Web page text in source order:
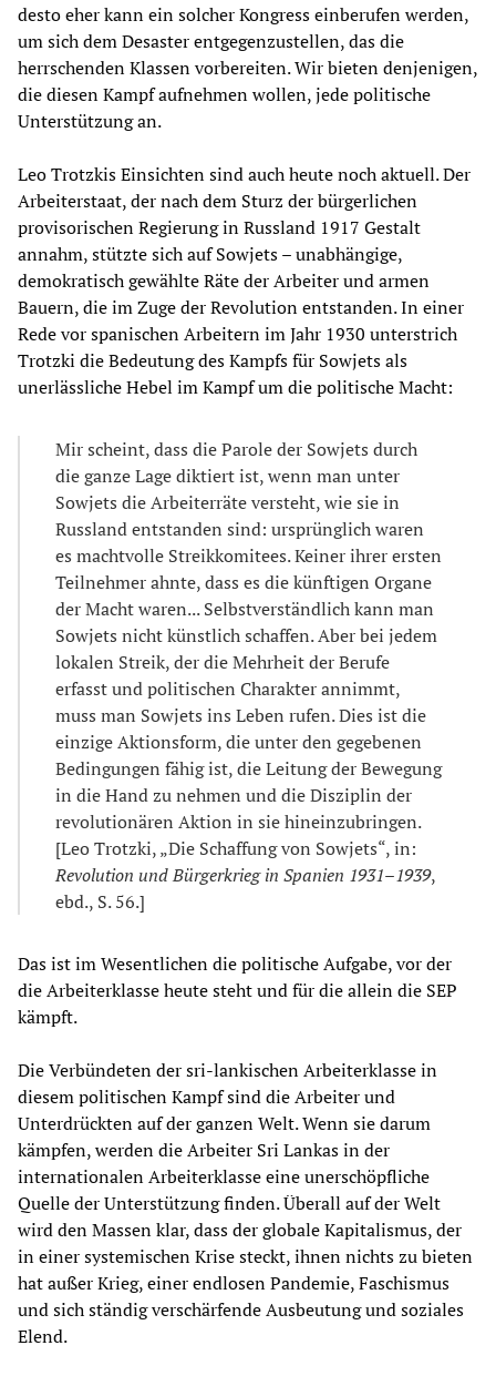
desto eher kann ein solcher Kongress einberufen werden,
um sich dem Desaster entgegenzustellen, das die
herrschenden Klassen vorbereiten. Wir bieten denjenigen,
die diesen Kampf aufnehmen wollen, jede politische
Unterstützung an.
Leo Trotzkis Einsichten sind auch heute noch aktuell. Der
Arbeiterstaat, der nach dem Sturz der bürgerlichen
provisorischen Regierung in Russland 1917 Gestalt
annahm, stützte sich auf Sowjets – unabhängige,
demokratisch gewählte Räte der Arbeiter und armen
Bauern, die im Zuge der Revolution entstanden. In einer
Rede vor spanischen Arbeitern im Jahr 1930 unterstrich
Trotzki die Bedeutung des Kampfs für Sowjets als
unerlässliche Hebel im Kampf um die politische Macht:
Mir scheint, dass die Parole der Sowjets durch
die ganze Lage diktiert ist, wenn man unter
Sowjets die Arbeiterräte versteht, wie sie in
Russland entstanden sind: ursprünglich waren
es machtvolle Streikkomitees. Keiner ihrer ersten
Teilnehmer ahnte, dass es die künftigen Organe
der Macht waren... Selbstverständlich kann man
Sowjets nicht künstlich schaffen. Aber bei jedem
lokalen Streik, der die Mehrheit der Berufe
erfasst und politischen Charakter annimmt,
muss man Sowjets ins Leben rufen. Dies ist die
einzige Aktionsform, die unter den gegebenen
Bedingungen fähig ist, die Leitung der Bewegung
in die Hand zu nehmen und die Disziplin der
revolutionären Aktion in sie hineinzubringen.
[Leo Trotzki, „Die Schaffung von Sowjets“, in:
Revolution und Bürgerkrieg in Spanien 1931–1939,
ebd., S. 56.]
Das ist im Wesentlichen die politische Aufgabe, vor der
die Arbeiterklasse heute steht und für die allein die SEP
kämpft.
Die Verbündeten der sri-lankischen Arbeiterklasse in
diesem politischen Kampf sind die Arbeiter und
Unterdrückten auf der ganzen Welt. Wenn sie darum
kämpfen, werden die Arbeiter Sri Lankas in der
internationalen Arbeiterklasse eine unerschöpfliche
Quelle der Unterstützung finden. Überall auf der Welt
wird den Massen klar, dass der globale Kapitalismus, der
in einer systemischen Krise steckt, ihnen nichts zu bieten
hat außer Krieg, einer endlosen Pandemie, Faschismus
und sich ständig verschärfende Ausbeutung und soziales
Elend.